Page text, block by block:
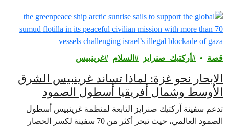
قصة أركتيك_صنرايز السلام غرينبيس‎
الإبحار نحو غزة: لماذا تساند غرينبيس الشرق
الأوسط وشمال أفريقيا أسطول الصمود
العالمي
تدعم سفينة آركتيك صنرايز التابعة لمنظمة غرينبيس أسطول
الصمود العالمي، حيث تبحر أكثر من 70 سفينة لكسر الحصار